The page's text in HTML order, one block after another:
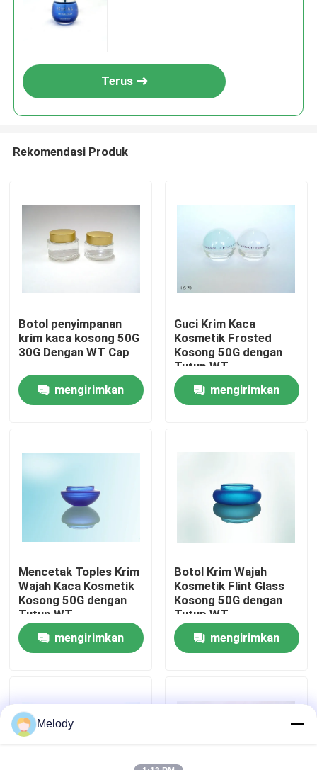
Rumah
Produk
Tur Pabrik
Hubungi Kami
Minta Kutipan
botol kaca kosmetik
Terus
Rekomendasi Produk
Botol penyimpanan
krim kaca kosong 50G
30G Dengan WT Cap
mengirimkan
Guci Krim Kaca
Kosmetik Frosted
Kosong 50G dengan
Tutup WT
mengirimkan
Mencetak Toples Krim
Wajah Kaca Kosmetik
Kosong 50G dengan
Tutup WT
mengirimkan
Botol Krim Wajah
Kosmetik Flint Glass
Kosong 50G dengan
Tutup WT
mengirimkan
Melody